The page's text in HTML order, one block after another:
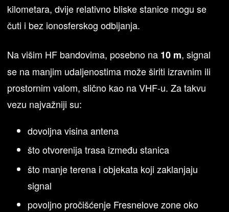
kilometara, dvije relativno bliske stanice mogu se
čuti i bez ionosferskog odbijanja.
Na višim HF bandovima, posebno na 10 m, signal
se na manjim udaljenostima može širiti izravnim ili
prostornim valom, slično kao na VHF-u. Za takvu
vezu najvažniji su:
dovoljna visina antena
što otvorenija trasa između stanica
što manje terena i objekata koji zaklanjaju
signal
povoljno pročišćenje Fresnelove zone oko